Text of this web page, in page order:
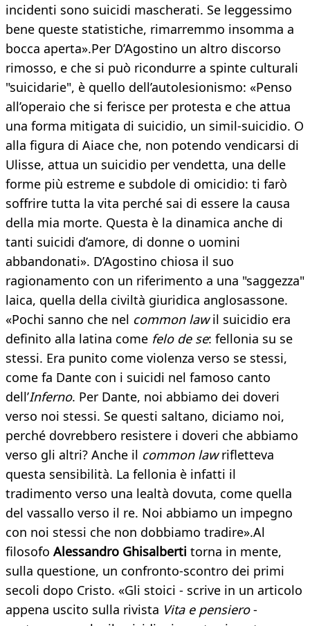
incidenti sono suicidi mascherati. Se leggessimo
bene queste statistiche, rimarremmo insomma a
bocca aperta».Per D’Agostino un altro discorso
rimosso, e che si può ricondurre a spinte culturali
"suicidarie", è quello dell’autolesionismo: «Penso
all’operaio che si ferisce per protesta e che attua
una forma mitigata di suicidio, un simil-suicidio. O
alla figura di Aiace che, non potendo vendicarsi di
Ulisse, attua un suicidio per vendetta, una delle
forme più estreme e subdole di omicidio: ti farò
soffrire tutta la vita perché sai di essere la causa
della mia morte. Questa è la dinamica anche di
tanti suicidi d’amore, di donne o uomini
abbandonati». D’Agostino chiosa il suo
ragionamento con un riferimento a una "saggezza"
laica, quella della civiltà giuridica anglosassone.
«Pochi sanno che nel common lawil suicidio era
definito alla latina come felo de se: fellonia su se
stessi. Era punito come violenza verso se stessi,
come fa Dante con i suicidi nel famoso canto
dell’Inferno. Per Dante, noi abbiamo dei doveri
verso noi stessi. Se questi saltano, diciamo noi,
perché dovrebbero resistere i doveri che abbiamo
verso gli altri? Anche il common lawrifletteva
questa sensibilità. La fellonia è infatti il
tradimento verso una lealtà dovuta, come quella
del vassallo verso il re. Noi abbiamo un impegno
con noi stessi che non dobbiamo tradire».Al
filosofo Alessandro Ghisalberti torna in mente,
sulla questione, un confronto-scontro dei primi
secoli dopo Cristo. «Gli stoici - scrive in un articolo
appena uscito sulla rivista Vita e pensiero-